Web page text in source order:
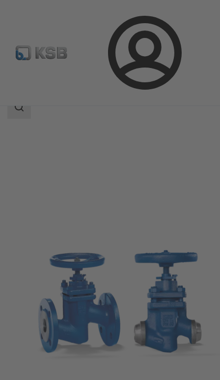
Prijava
BOA-H/HE/HV/HEV
področje